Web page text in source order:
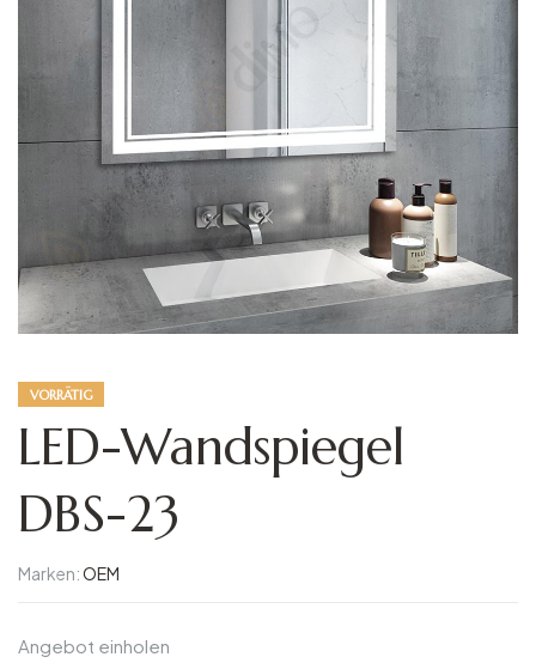
VORRÄTIG
LED-Wandspiegel
DBS-23
Marken:OEM
Angebot einholen